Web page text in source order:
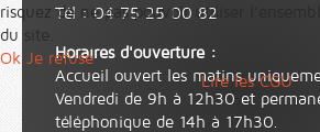
Tél : 04 75 25 00 82
Horaires d'ouverture :
Accueil ouvert les matins
Vendredi de 9h à 12h30 et
téléphonique de 14h à 17h30.
risquez de ne pas pouvoir utiliser
du site.
Ok Je refuse
Lire les CGU